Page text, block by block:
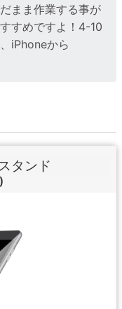
まま作業する事が
すめですよ！4-10
iPhoneから
タンド